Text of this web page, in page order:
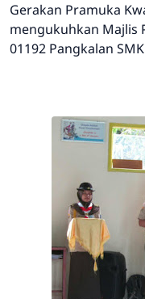
Gerakan Pramuka
mengukuhkan Majlis
01192 Pangkalan